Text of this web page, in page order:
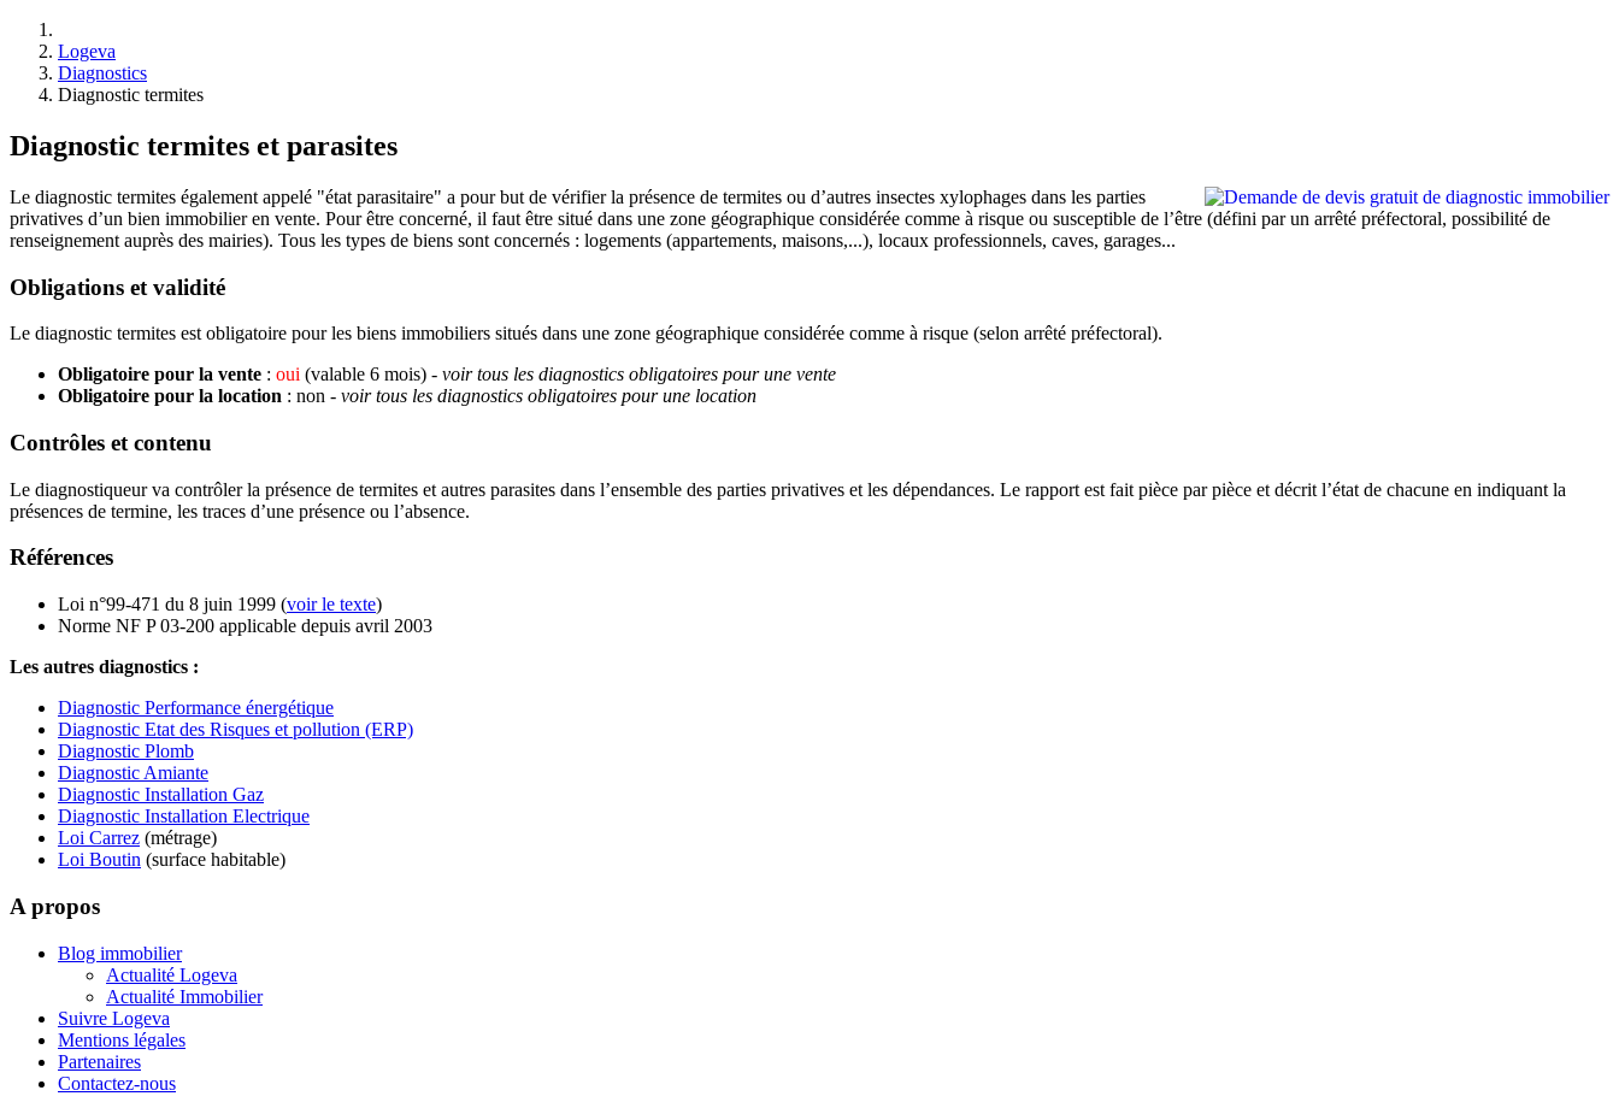
Logeva
Diagnostics
Diagnostic termites
Diagnostic termites et parasites
Le diagnostic termites également appelé "état parasitaire" a pour but de vérifier la présence de termites ou d’autres insectes xylophages dans les parties
privatives d’un bien immobilier en vente. Pour être concerné, il faut être situé dans une zone géographique considérée comme à risque ou susceptible de l’être (défini par un arrêté préfectoral, possibilité de
renseignement auprès des mairies). Tous les types de biens sont concernés : logements (appartements, maisons,...), locaux professionnels, caves, garages...
Obligations et validité
Le diagnostic termites est obligatoire pour les biens immobiliers situés dans une zone géographique considérée comme à risque (selon arrêté préfectoral).
Obligatoire pour la vente : oui (valable 6 mois) - voir tous les diagnostics obligatoires pour une vente
Obligatoire pour la location : non - voir tous les diagnostics obligatoires pour une location
Contrôles et contenu
Le diagnostiqueur va contrôler la présence de termites et autres parasites dans l’ensemble des parties privatives et les dépendances. Le rapport est fait pièce par pièce et décrit l’état de chacune en indiquant la
présences de termine, les traces d’une présence ou l’absence.
Références
Loi n°99-471 du 8 juin 1999 (voir le texte)
Norme NF P 03-200 applicable depuis avril 2003
Les autres diagnostics :
Diagnostic Performance énergétique
Diagnostic Etat des Risques et pollution (ERP)
Diagnostic Plomb
Diagnostic Amiante
Diagnostic Installation Gaz
Diagnostic Installation Electrique
Loi Carrez (métrage)
Loi Boutin (surface habitable)
A propos
Blog immobilier
Actualité Logeva
Actualité Immobilier
Suivre Logeva
Mentions légales
Partenaires
Contactez-nous